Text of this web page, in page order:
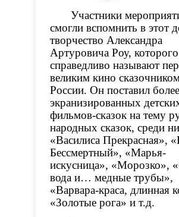
Участники
смогли вспомнить в этот
творчество Александра
Артуровича Роу, которого
справедливо называют
великим кино
России. Он поставил
экранизированных
фильмов-сказок на тему
народных сказок, среди
«Василиса Прекрасная»,
Бессмертный», «Марья-
искусница», «Морозко»,
вода и… медные трубы»,
«Варвара-краса, длинная
«Золотые рога» и т.д.